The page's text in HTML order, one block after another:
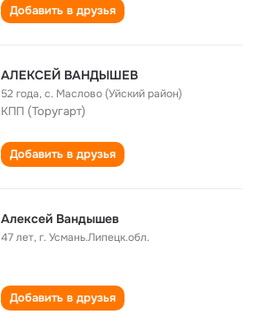
Добавить в друзья
АЛЕКСЕЙ ВАНДЫШЕВ
52 года,с. Маслово (Уйский район)
КПП (Торугарт)
Добавить в друзья
Алексей Вандышев
47 лет,г. Усмань.Липецк.обл.
Добавить в друзья